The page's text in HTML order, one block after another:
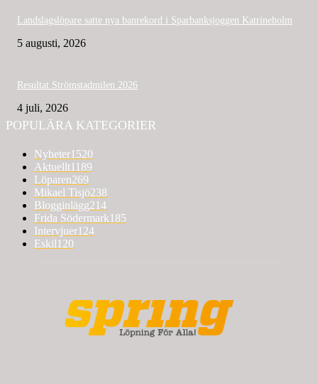
Landslagslöpare satte nya banrekord i Sparbanksjoggen Katrineholm
5 augusti, 2026
Resultat Strömstadmilen 2026
4 juli, 2026
POPULÄRA KATEGORIER
Nyheter1520
Aktuellt1189
Löparen269
Mikael Tisjö238
Blogginlägg214
Frida Södermark185
Intervjuer124
Eskil120